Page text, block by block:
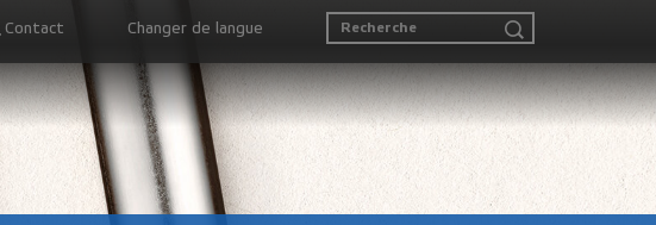
Contact Changer de langue